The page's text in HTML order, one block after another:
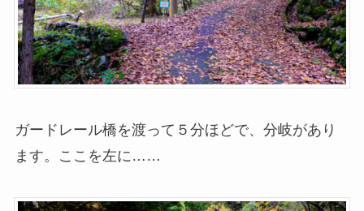
ガードレール橋を渡って５分ほどで、分岐があり
ます。ここを左に……